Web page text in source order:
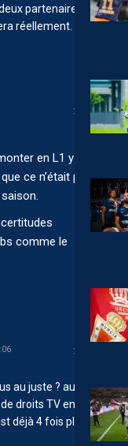
partenaires ne
réellement.
en L1 y
ce n’était pas
comme le
au juste ? au
droits TV en ligue
déjà 4 fois plus